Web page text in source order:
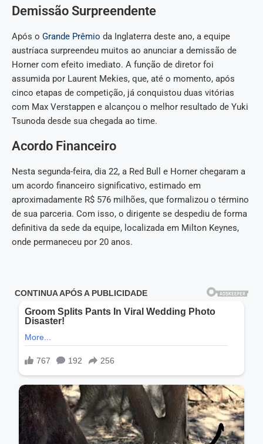
Demissão Surpreendente
Após o Grande Prêmio da Inglaterra deste ano, a equipe
austríaca surpreendeu muitos ao anunciar a demissão de
Horner com efeito imediato. A função de diretor foi
assumida por Laurent Mekies, que, até o momento, após
cinco etapas de competição, já conquistou duas vitórias
com Max Verstappen e alcançou o melhor resultado de Yuki
Tsunoda desde sua chegada ao time.
Acordo Financeiro
Nesta segunda-feira, dia 22, a Red Bull e Horner chegaram a
um acordo financeiro significativo, estimado em
aproximadamente R$ 576 milhões, que formalizou o término
de sua parceria. Com isso, o dirigente se despediu de forma
definitiva da sede da equipe, localizada em Milton Keynes,
onde permaneceu por 20 anos.